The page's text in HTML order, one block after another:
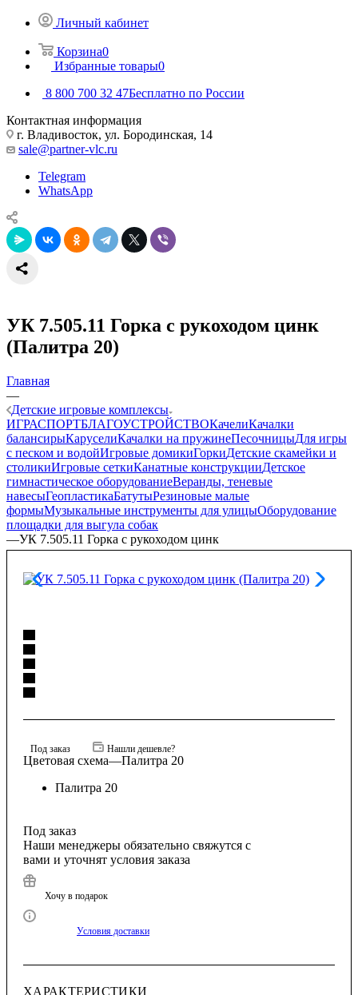
Личный кабинет
Корзина0
Избранные товары0
8 800 700 32 47Бесплатно по России
Контактная информация
г. Владивосток, ул. Бородинская, 14
sale@partner-vlc.ru
Telegram
WhatsApp
УК 7.505.11 Горка с рукоходом цинк
(Палитра 20)
Главная
—
Детские игровые комплексы
ИГРАСПОРТБЛАГОУСТРОЙСТВОКачелиКачалки
балансирыКаруселиКачалки на пружинеПесочницыДля игры
с песком и водойИгровые домикиГоркиДетские скамейки и
столикиИгровые сеткиКанатные конструкцииДетское
гимнастическое оборудованиеВеранды, теневые
навесыГеопластикаБатутыРезиновые малые
формыМузыкальные инструменты для улицыОборудование
площадки для выгула собак
—УК 7.505.11 Горка с рукоходом цинк
Под заказ Нашли дешевле?
Цветовая схема—Палитра 20
Палитра 20
Под заказ
Наши менеджеры обязательно свяжутся с
вами и уточнят условия заказа
Хочу в подарок
Условия доставки
ХАРАКТЕРИСТИКИ